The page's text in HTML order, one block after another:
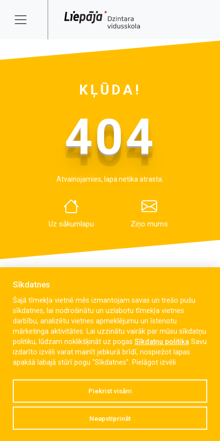
KĻŪDA!
404
Atvainojamies, lapa netika atrasta.
Uz sākumlapu Ziņo mums
Celmu iela 6, Liepāja, LV-3405
dzintaravsk@liepaja.edu.lv
+371 634 427 10
Sīkdatnes
Šajā tīmekļa vietnē mēs izmantojam savas un trešo pušu
sīkdatnes, lai nodrošinātu un uzlabotu tīmekļa vietnes
darbību, analizētu vietnes apmeklējumu un īstenotu
mārketinga aktivitātes. Lai uzzinātu vairāk par mūsu sīkdatņu
politiku, lūdzam noklikšķināt uz pogas Sīkdatņu politikaSavu
izdarīto izvēli varat mainīt jebkurā brīdī, nospiežot lapas
apakšā labajā stūrī pogu "Sīkdatnes". Pielāgot izvēli
Piekrist visām
Neapstiprināt